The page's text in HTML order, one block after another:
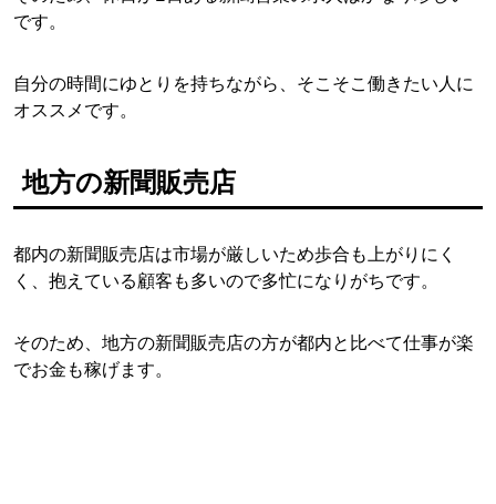
です。
自分の時間にゆとりを持ちながら、そこそこ働きたい人に
オススメです。
地方の新聞販売店
都内の新聞販売店は市場が厳しいため歩合も上がりにく
く、抱えている顧客も多いので多忙になりがちです。
そのため、地方の新聞販売店の方が都内と比べて仕事が楽
でお金も稼げます。